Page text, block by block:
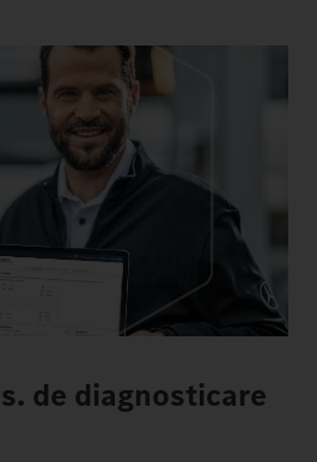
de diagnosticare